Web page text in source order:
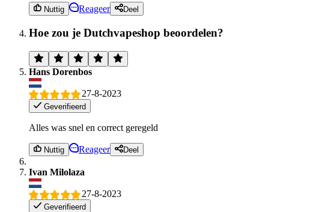
Nuttig Reageer Deel
Hoe zou je Dutchvapeshop beoordelen?
Hans Dorenbos
27-8-2023
Geverifieerd
Alles was snel en correct geregeld
Nuttig Reageer Deel
Ivan Milolaza
27-8-2023
Geverifieerd